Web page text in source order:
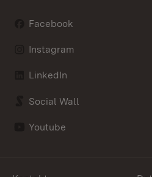
Facebook
Instagram
LinkedIn
Social Wall
Youtube